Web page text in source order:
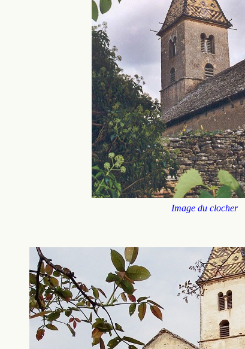
Image du clocher